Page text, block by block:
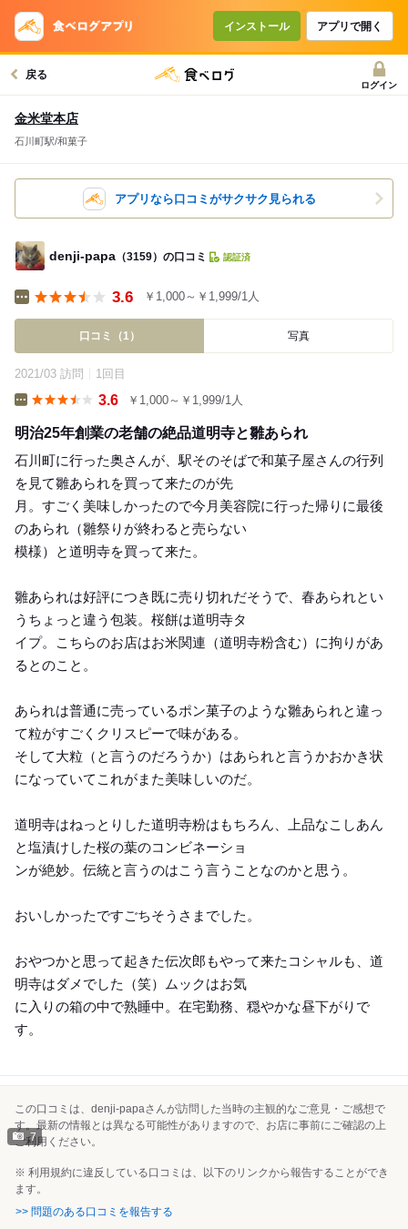
インストール アプリで開く
戻る
ログイン
金米堂本店
石川町駅/和菓子
アプリなら口コミがサクサク見られる
denji-papa （3159）の口コミ 認証済
3.6 ￥1,000～￥1,999/1人
口コミ（1） 写真
2021/03 訪問 1回目
3.6 ￥1,000～￥1,999/1人
明治25年創業の老舗の絶品道明寺と雛あられ
石川町に行った奥さんが、駅そのそばで和菓子屋さんの行列
を見て雛あられを買って来たのが先
月。すごく美味しかったので今月美容院に行った帰りに最後
のあられ（雛祭りが終わると売らない
模様）と道明寺を買って来た。
雛あられは好評につき既に売り切れだそうで、春あられとい
うちょっと違う包装。桜餅は道明寺タ
イプ。こちらのお店はお米関連（道明寺粉含む）に拘りがあ
るとのこと。
あられは普通に売っているポン菓子のような雛あられと違っ
て粒がすごくクリスピーで味がある。
そして大粒（と言うのだろうか）はあられと言うかおかき状
になっていてこれがまた美味しいのだ。
道明寺はねっとりした道明寺粉はもちろん、上品なこしあん
と塩漬けした桜の葉のコンビネーショ
ンが絶妙。伝統と言うのはこう言うことなのかと思う。
おいしかったですごちそうさまでした。
おやつかと思って起きた伝次郎もやって来たコシャルも、道
明寺はダメでした（笑）ムックはお気
に入りの箱の中で熟睡中。在宅勤務、穏やかな昼下がりで
す。
7
この口コミは、denji-papaさんが訪問した当時の主観的なご意見・ご感想で
す。最新の情報とは異なる可能性がありますので、お店に事前にご確認の上
ご利用ください。
※ 利用規約に違反している口コミは、以下のリンクから報告することができ
ます。
>> 問題のある口コミを報告する